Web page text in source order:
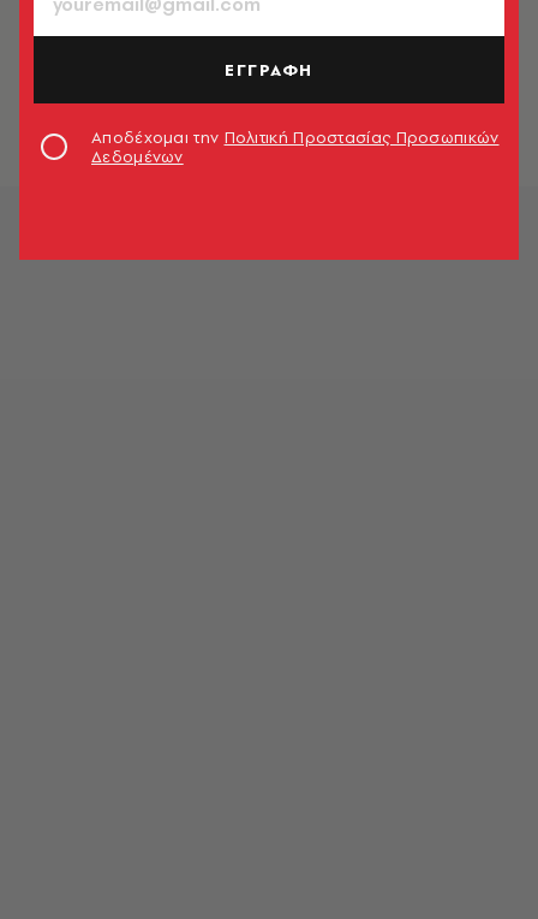
δεν κατάφερε να δέσει ούτε σε
Newsroom
ΕΓΓΡΑΦΗ
Αποδέχομαι την Πολιτική Προστασίας Προσωπικών
Δεδομένων